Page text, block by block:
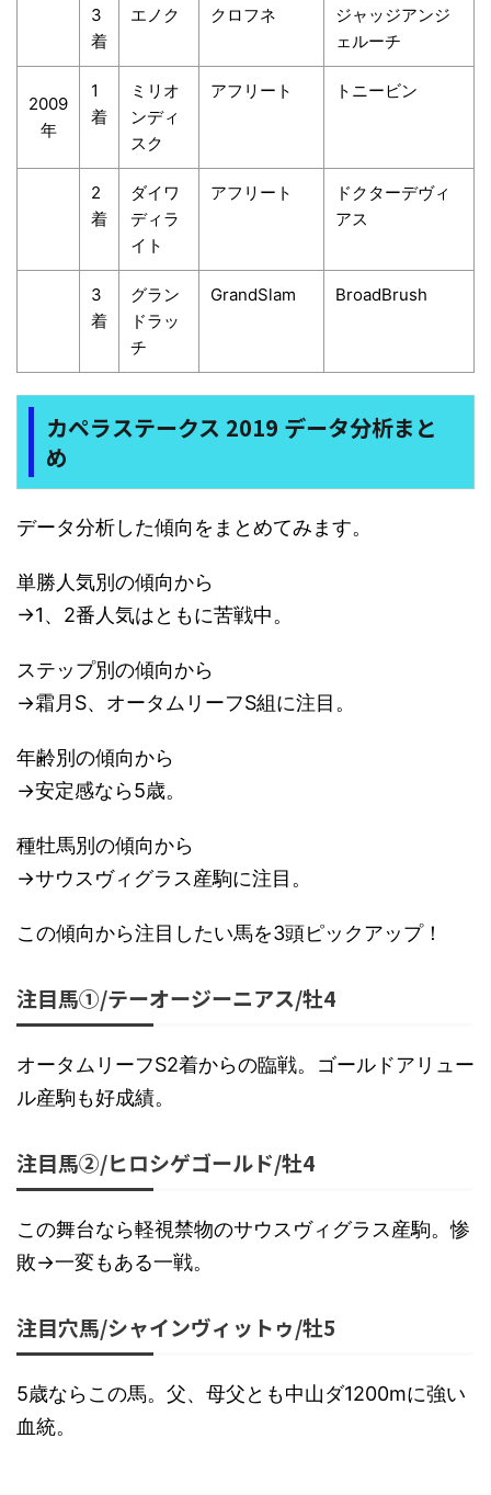
3
着
エノク クロフネ
ジャッジアンジ
ェルーチ
2009
年
1
着
ミリオ
ンディ
スク
アフリート トニービン
2
着
ダイワ
ディラ
イト
アフリート
ドクターデヴィ
アス
3
着
グラン
ドラッ
チ
GrandSlam BroadBrush
カペラステークス 2019 データ分析まと
め
データ分析した傾向をまとめてみます。
単勝人気別の傾向から
→1、2番人気はともに苦戦中。
ステップ別の傾向から
→霜月S、オータムリーフS組に注目。
年齢別の傾向から
→安定感なら5歳。
種牡馬別の傾向から
→サウスヴィグラス産駒に注目。
この傾向から注目したい馬を3頭ピックアップ！
注目馬①/テーオージーニアス/牡4
オータムリーフS2着からの臨戦。ゴールドアリュー
ル産駒も好成績。
注目馬②/ヒロシゲゴールド/牡4
この舞台なら軽視禁物のサウスヴィグラス産駒。惨
敗→一変もある一戦。
注目穴馬/シャインヴィットゥ/牡5
5歳ならこの馬。父、母父とも中山ダ1200mに強い
血統。